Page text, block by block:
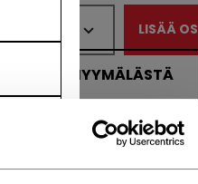
LISÄÄ
ETSI MYYMÄLÄSTÄ
Toimitusehdot